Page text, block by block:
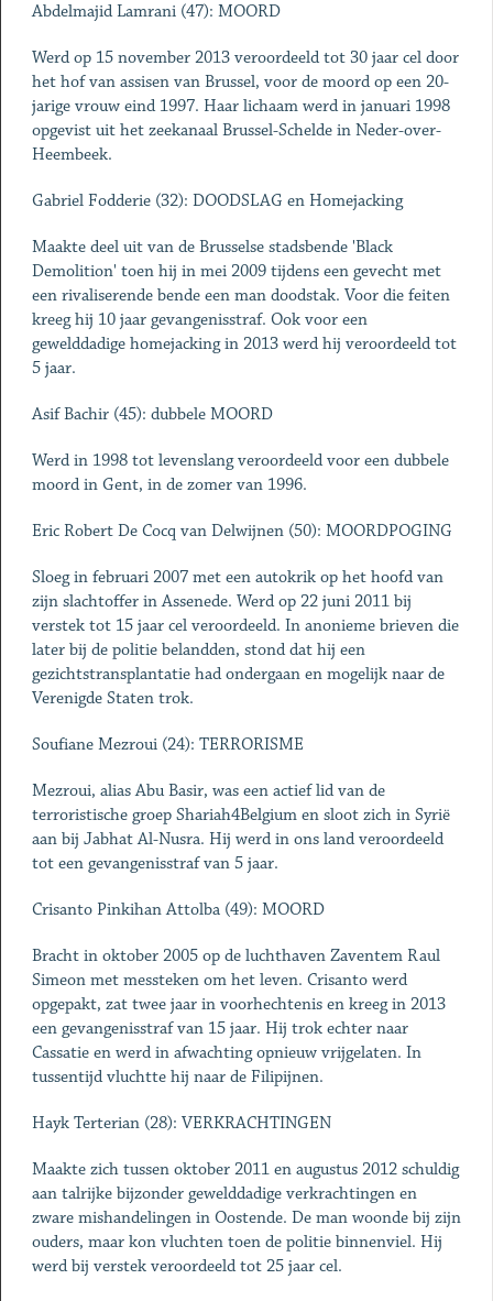
Abdelmajid Lamrani (47): MOORD
Werd op 15 november 2013 veroordeeld tot 30 jaar cel door
het hof van assisen van Brussel, voor de moord op een 20-
jarige vrouw eind 1997. Haar lichaam werd in januari 1998
opgevist uit het zeekanaal Brussel-Schelde in Neder-over-
Heembeek.
Gabriel Fodderie (32): DOODSLAG en Homejacking
Maakte deel uit van de Brusselse stadsbende 'Black
Demolition' toen hij in mei 2009 tijdens een gevecht met
een rivaliserende bende een man doodstak. Voor die feiten
kreeg hij 10 jaar gevangenisstraf. Ook voor een
gewelddadige homejacking in 2013 werd hij veroordeeld tot
5 jaar.
Asif Bachir (45): dubbele MOORD
Werd in 1998 tot levenslang veroordeeld voor een dubbele
moord in Gent, in de zomer van 1996.
Eric Robert De Cocq van Delwijnen (50): MOORDPOGING
Sloeg in februari 2007 met een autokrik op het hoofd van
zijn slachtoffer in Assenede. Werd op 22 juni 2011 bij
verstek tot 15 jaar cel veroordeeld. In anonieme brieven die
later bij de politie belandden, stond dat hij een
gezichtstransplantatie had ondergaan en mogelijk naar de
Verenigde Staten trok.
Soufiane Mezroui (24): TERRORISME
Mezroui, alias Abu Basir, was een actief lid van de
terroristische groep Shariah4Belgium en sloot zich in Syrië
aan bij Jabhat Al-Nusra. Hij werd in ons land veroordeeld
tot een gevangenisstraf van 5 jaar.
Crisanto Pinkihan Attolba (49): MOORD
Bracht in oktober 2005 op de luchthaven Zaventem Raul
Simeon met messteken om het leven. Crisanto werd
opgepakt, zat twee jaar in voorhechtenis en kreeg in 2013
een gevangenisstraf van 15 jaar. Hij trok echter naar
Cassatie en werd in afwachting opnieuw vrijgelaten. In
tussentijd vluchtte hij naar de Filipijnen.
Hayk Terterian (28): VERKRACHTINGEN
Maakte zich tussen oktober 2011 en augustus 2012 schuldig
aan talrijke bijzonder gewelddadige verkrachtingen en
zware mishandelingen in Oostende. De man woonde bij zijn
ouders, maar kon vluchten toen de politie binnenviel. Hij
werd bij verstek veroordeeld tot 25 jaar cel.